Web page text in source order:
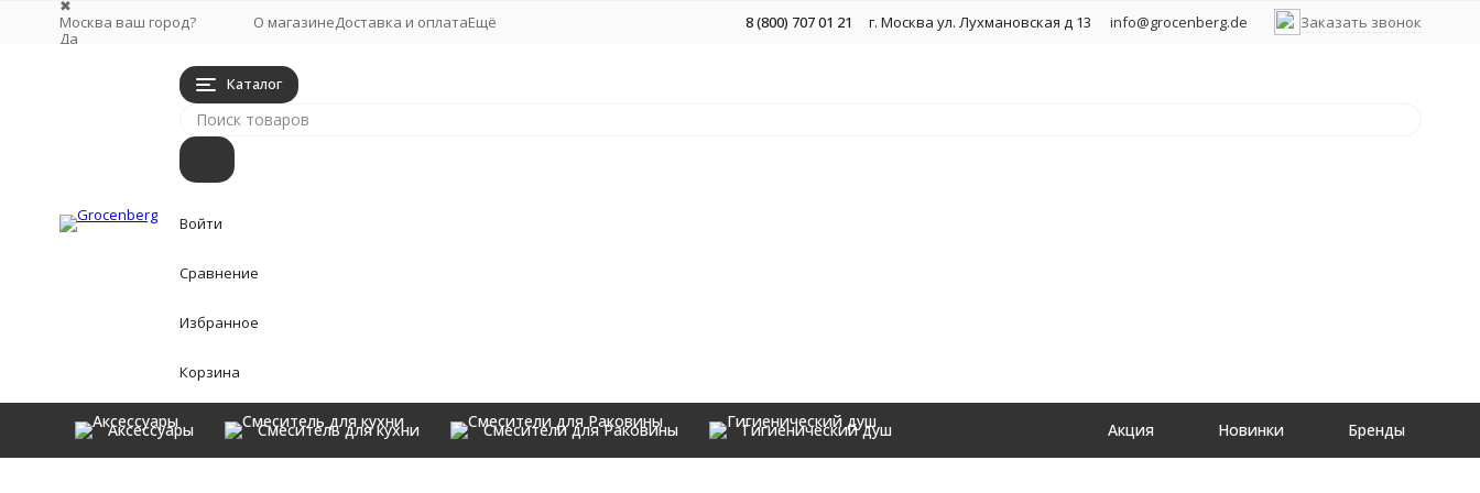
✖
Москва ваш город?
Да
О магазинеДоставка и оплатаЕщё 8 (800) 707 01 21 г. Москва ул. Лухмановская д 13 info@grocenberg.de Заказать звонок
Каталог
Войти
Сравнение
Избранное
Корзина
Аксессуары Смеситель для кухни Смесители для Раковины Гигиенический душ Акция Новинки Бренды